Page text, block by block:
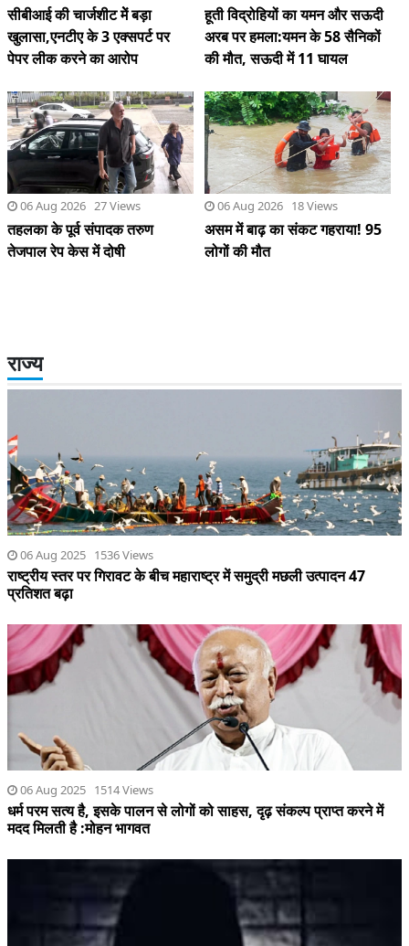
सीबीआई की चार्जशीट मेें बड़ा
खुलासा,एनटीए के 3 एक्सपर्ट पर
पेपर लीक करने का आरोप
हूती विद्रोहियों का यमन और सऊदी
अरब पर हमला:यमन के 58 सैनिकों
की मौत, सऊदी में 11 घायल
06 Aug 2026 27 Views
तहलका के पूर्व संपादक तरुण
तेजपाल रेप केस में दोषी
06 Aug 2026 18 Views
असम में बाढ़ का संकट गहराया! 95
लोगों की मौत
राज्य
06 Aug 2025 1536 Views
राष्ट्रीय स्तर पर गिरावट के बीच महाराष्ट्र में समुद्री मछली उत्पादन 47
प्रतिशत बढ़ा
06 Aug 2025 1514 Views
धर्म परम सत्य है, इसके पालन से लोगों को साहस, दृढ़ संकल्प प्राप्त करने में
मदद मिलती है :मोहन भागवत